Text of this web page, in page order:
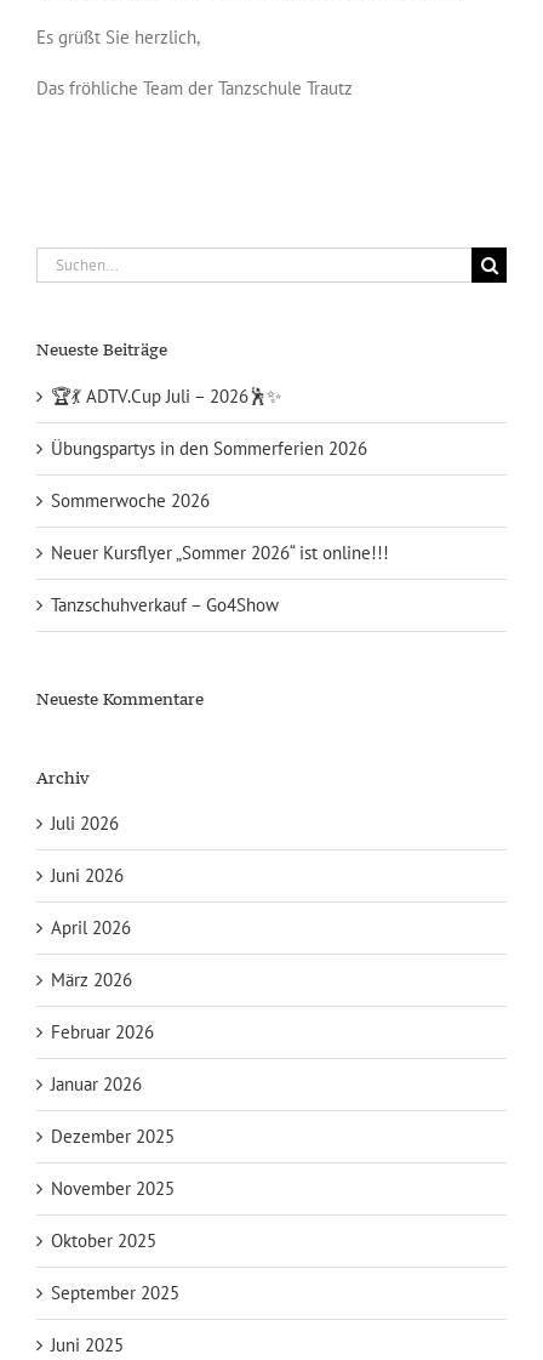
Es grüßt Sie herzlich,
Das fröhliche Team der Tanzschule Trautz
Suche
nach:
Neueste Beiträge
🏆💃 ADTV.Cup Juli – 2026🕺✨
Übungspartys in den Sommerferien 2026
Sommerwoche 2026
Neuer Kursflyer „Sommer 2026“ ist online!!!
Tanzschuhverkauf – Go4Show
Neueste Kommentare
Archiv
Juli 2026
Juni 2026
April 2026
März 2026
Februar 2026
Januar 2026
Dezember 2025
November 2025
Oktober 2025
September 2025
Juni 2025